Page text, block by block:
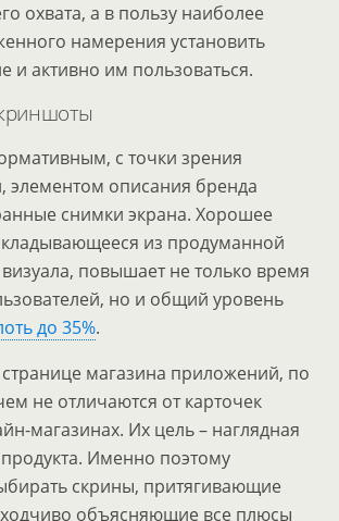
охвата, а в пользу наиболее
намерения установить
и активно им пользоваться.
с точки зрения
элементом описания бренда
снимки экрана. Хорошее
из продуманной
повышает не только время
но и общий уровень
до 35%.
магазина приложений, по
не отличаются от карточек
магазинах. Их цель – наглядная
Именно поэтому
скрины, притягивающие
объясняющие все плюсы